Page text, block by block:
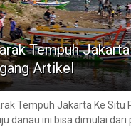
Tempuh
Artikel
Tempuh Jakarta Ke Situ
danau ini bisa dimulai dari